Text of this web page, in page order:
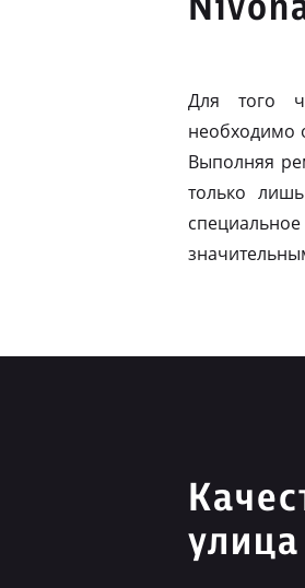
Для того
необходимо
Выполняя
только